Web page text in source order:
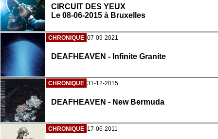
CIRCUIT DES YEUX
Le 08-06-2015 à Bruxelles
CHRONIQUE 07-09-2021
DEAFHEAVEN - Infinite Granite
CHRONIQUE 31-12-2015
DEAFHEAVEN - New Bermuda
CHRONIQUE 17-06-2011